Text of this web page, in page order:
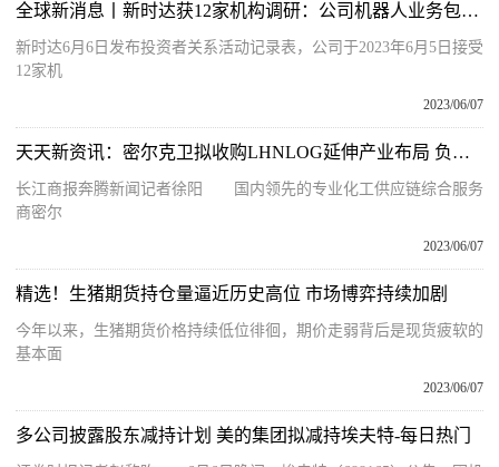
全球新消息丨新时达获12家机构调研：公司机器人业务包括机器人产品、机器人系统，其中公司的机器人产品是基于对机器人控制技术的深入理解而衍生和发展而来，主要有关节型
新时达6月6日发布投资者关系活动记录表，公司于2023年6月5日接受
12家机
2023/06/07
天天新资讯：密尔克卫拟收购LHNLOG延伸产业布局 负债率四年增27.2个百分点财务承压
长江商报奔腾新闻记者徐阳 国内领先的专业化工供应链综合服务
商密尔
2023/06/07
精选！生猪期货持仓量逼近历史高位 市场博弈持续加剧
今年以来，生猪期货价格持续低位徘徊，期价走弱背后是现货疲软的
基本面
2023/06/07
多公司披露股东减持计划 美的集团拟减持埃夫特-每日热门